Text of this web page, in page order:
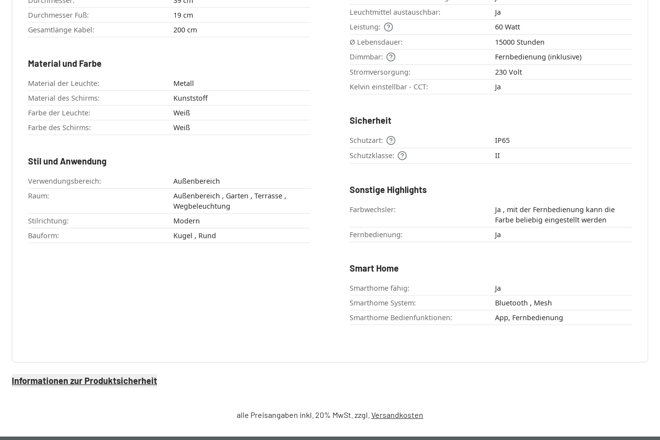
Durchmesser Fuß:
19 cm
Gesamtlänge Kabel:
200 cm
Material und Farbe
Material der Leuchte:
Metall
Material des Schirms:
Kunststoff
Farbe der Leuchte:
Weiß
Farbe des Schirms:
Weiß
Stil und Anwendung
Verwendungsbereich:
Außenbereich
Raum:
Außenbereich , Garten , Terrasse ,
Wegbeleuchtung
Stilrichtung:
Modern
Bauform:
Kugel , Rund
Leuchtmittel austauschbar:
Ja
Leistung:
60 Watt
Ø Lebensdauer:
15000 Stunden
Dimmbar:
Fernbedienung (inklusive)
Stromversorgung:
230 Volt
Kelvin einstellbar - CCT:
Ja
Sicherheit
Schutzart:
IP65
Schutzklasse:
II
Sonstige Highlights
Farbwechsler:
Ja , mit der Fernbedienung kann die
Farbe beliebig eingestellt werden
Fernbedienung:
Ja
Smart Home
Smarthome fähig:
Ja
Smarthome System:
Bluetooth , Mesh
Smarthome Bedienfunktionen:
App, Fernbedienung
Informationen zur Produktsicherheit
alle Preisangaben inkl. 20% MwSt. zzgl. Versandkosten